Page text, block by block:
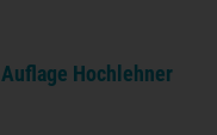
Auflage Hochlehner